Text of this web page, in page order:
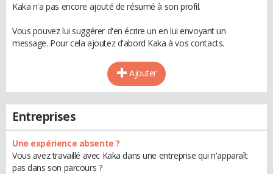
Kaka n'a pas encore ajouté de résumé à son profil.
Vous pouvez lui suggérer d'en écrire un en lui envoyant un
message. Pour cela ajoutez d'abord Kaka à vos contacts.
Ajouter
Entreprises
Une expérience absente ?
Vous avez travaillé avec Kaka dans une entreprise qui n'apparaît
pas dans son parcours ?